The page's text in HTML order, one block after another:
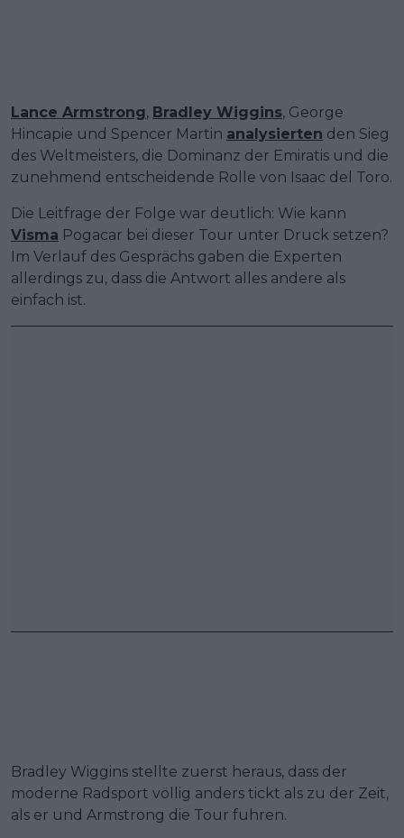
Lance Armstrong, Bradley Wiggins, George
Hincapie und Spencer Martin analysierten den Sieg
des Weltmeisters, die Dominanz der Emiratis und die
zunehmend entscheidende Rolle von Isaac del Toro.
Die Leitfrage der Folge war deutlich: Wie kann
Visma Pogacar bei dieser Tour unter Druck setzen?
Im Verlauf des Gesprächs gaben die Experten
allerdings zu, dass die Antwort alles andere als
einfach ist.
Bradley Wiggins stellte zuerst heraus, dass der
moderne Radsport völlig anders tickt als zu der Zeit,
als er und Armstrong die Tour fuhren.